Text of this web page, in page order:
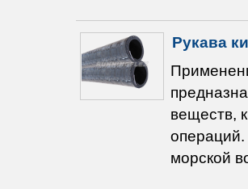
Рукава
веществ,
операций.
морской